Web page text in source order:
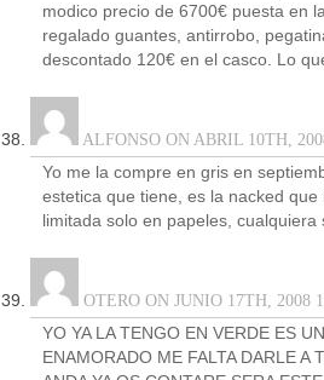
modico precio de 6700€ puesta en
regalado guantes, antirrobo,
descontado 120€ en el casco. Lo
ALFONSO ON ABRIL 10TH,
Yo me la compre en gris en
estetica que tiene, es la nacked
limitada solo en papeles,
OTERO ON JUNIO 17TH, 2008
YO YA LA TENGO EN VERDE ES
ENAMORADO ME FALTA DARLE A